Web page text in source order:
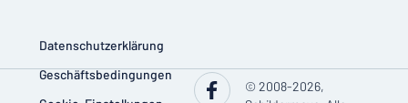
Datenschutzerklärung
Geschäftsbedingungen
© 2008-2026,